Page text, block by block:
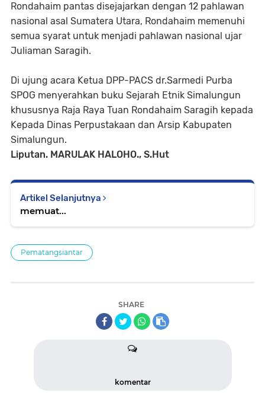
Rondahaim pantas disejajarkan dengan 12 pahlawan
nasional asal Sumatera Utara, Rondahaim memenuhi
semua syarat untuk menjadi pahlawan nasional ujar
Juliaman Saragih.
Di ujung acara Ketua DPP-PACS dr.Sarmedi Purba
SPOG menyerahkan buku Sejarah Etnik Simalungun
khususnya Raja Raya Tuan Rondahaim Saragih kepada
Kepada Dinas Perpustakaan dan Arsip Kabupaten
Simalungun.
Liputan. MARULAK HALOHO., S.Hut
Artikel Selanjutnya
memuat...
Pematangsiantar
SHARE
komentar